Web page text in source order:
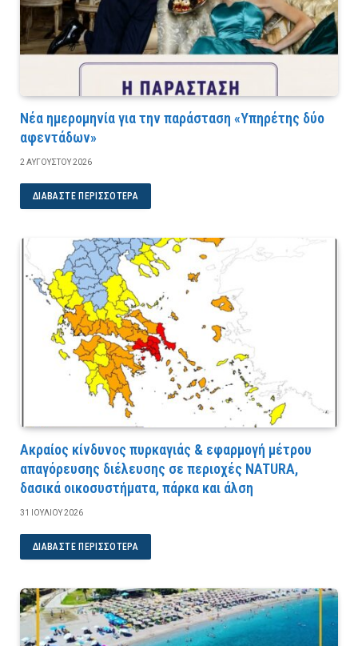
Νέα ημερομηνία για την παράσταση «Υπηρέτης δύο
αφεντάδων»
2 ΑΥΓΟΎΣΤΟΥ 2026
ΔΙΑΒΆΣΤΕ ΠΕΡΙΣΣΌΤΕΡΑ
Ακραίος κίνδυνος πυρκαγιάς & εφαρμογή μέτρου
απαγόρευσης διέλευσης σε περιοχές NATURA,
δασικά οικοσυστήματα, πάρκα και άλση
31 ΙΟΥΛΊΟΥ 2026
ΔΙΑΒΆΣΤΕ ΠΕΡΙΣΣΌΤΕΡΑ